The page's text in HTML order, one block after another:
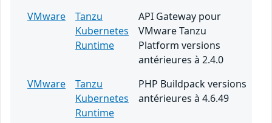
VMware
Tanzu
Kubernetes
Runtime
API Gateway pour
VMware Tanzu
Platform versions
antérieures à 2.4.0
VMware
Tanzu
Kubernetes
Runtime
PHP Buildpack versions
antérieures à 4.6.49